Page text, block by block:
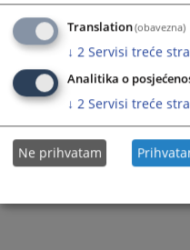
27.12.2024.
Rješenje - 01-07-10-51-295/
Translation(obavezna)
↓ 2 Servisi treće
Analitika o
↓ 2 Servisi treće
Ne prihvatam